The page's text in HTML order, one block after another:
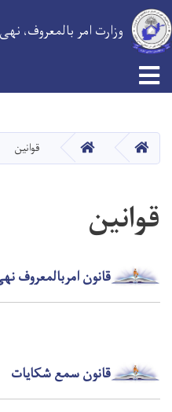
وزارت امر بالمعروف،
Toggle navigation
HOME
HOME قوانین
قوانین
قانونامربالمعروف
قانون سمع شکایات